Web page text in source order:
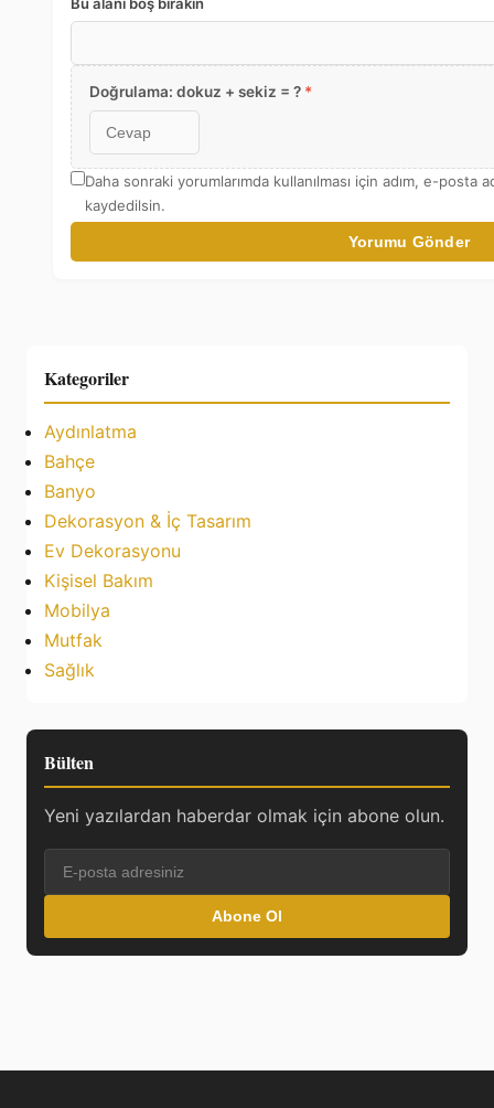
Doğrulama: dokuz + sekiz = ? *
Daha sonraki yorumlarımda kullanılması için adım, e-posta
kaydedilsin.
Yorumu Gönder
Kategoriler
Aydınlatma
Bahçe
Banyo
Dekorasyon & İç Tasarım
Ev Dekorasyonu
Kişisel Bakım
Mobilya
Mutfak
Sağlık
Bülten
Yeni yazılardan haberdar olmak için abone olun.
Abone Ol